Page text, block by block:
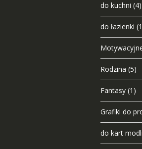
do kuchni (4)
do łazienki
Rodzina (5)
Fantasy (1)
Grafiki do
do kart